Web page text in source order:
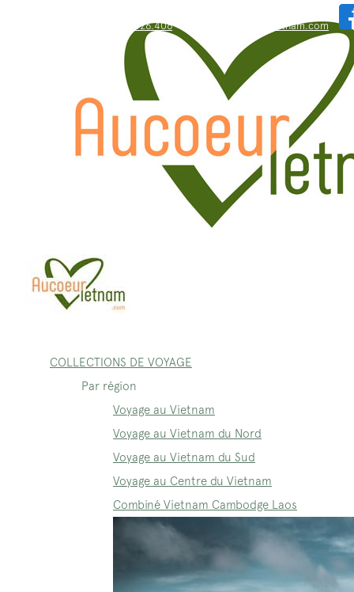
WhatsApp: +84.909.426.406 bonjour@aucoeurvietnam.com
COLLECTIONS DE VOYAGE
Par région
Voyage au Vietnam
Voyage au Vietnam du Nord
Voyage au Vietnam du Sud
Voyage au Centre du Vietnam
Combiné Vietnam Cambodge Laos